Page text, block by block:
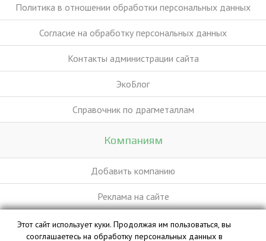
Политика в отношении обработки персональных данных
Согласие на обработку персональных данных
Контакты администрации сайта
ЭкоБлог
Справочник по драгметаллам
Компаниям
Добавить компанию
Реклама на сайте
База данных сайта vyvoz.org является интеллектуальной
Этот сайт использует куки. Продолжая им пользоваться, вы
сооглашаетесь на обработку персональных данных в